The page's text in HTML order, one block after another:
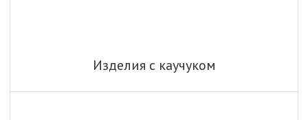
Изделия с каучуком